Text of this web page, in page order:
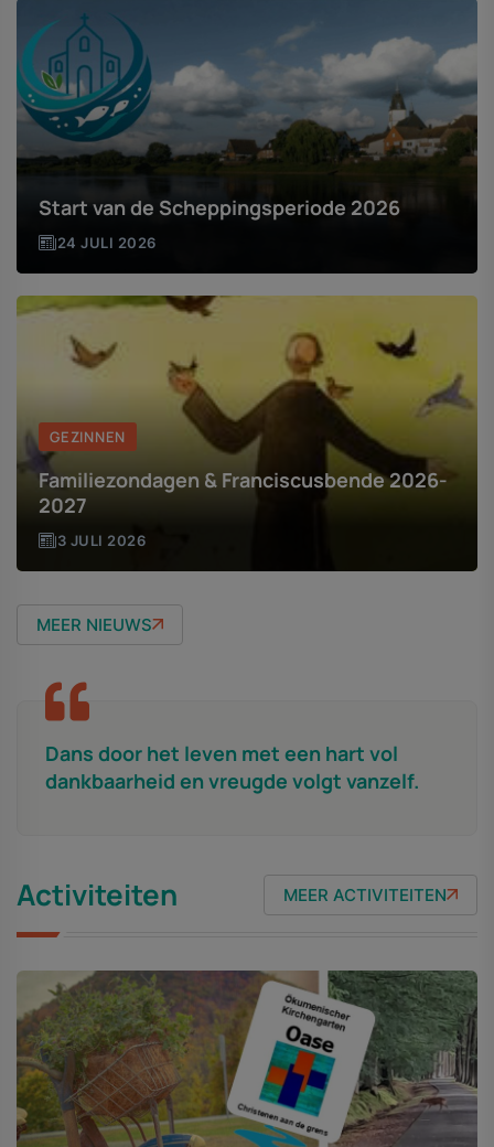
Start van de Scheppingsperiode 2026
24 JULI 2026
GEZINNEN
Familiezondagen & Franciscusbende 2026-
2027
3 JULI 2026
MEER NIEUWS
Dans door het leven met een hart vol
dankbaarheid en vreugde volgt vanzelf.
Activiteiten MEER ACTIVITEITEN